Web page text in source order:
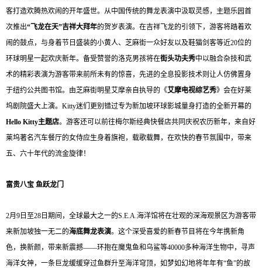
客打造欢腾热欢闹的开年盛世。从中国传统的舞龙表演中汲取灵感，主题乐园首
次推出“飞龙在天”吉祥大拜年的贺岁表演。在吉祥飞龙的引领下，游客将踏着欢
闹的鼓点，与身着节日盛装的小黄人、芝麻街一众好友以及鞋猫剑客等近20位的
环球明星一起欢庆新年。备受赞誉的洛克男孩将在街头功夫秀中以融合杂技和武
术的精彩表演为游客带来前所未有的惊喜，先进的全息投影技术则让人仿佛置身
于纽约公共图书馆。由芝麻街明星艾摩亲自执导的《艾摩电视综艺秀》会在好莱
坞剧院盛大上演。Kitty迷们更别错过专为新加坡环球影城量身打造的全新开幕的
Hello Kitty主题店。游客还可以前往梅尔斯经典快餐店共同庆祝农历新年，来自好
莱坞著名汽车餐厅的女侍应生身着旗袍，载歌载舞，在欢快的春节氛围中，带来
五、六十年代的流金旋律！
富贵八宝 鱼跃龙门
2月9日至28日期间，全球最大之一的S.E.A.海洋馆将在壮观的深海观景区为游客带
来新加坡独一无二的海底舞龙表演。这个深受喜爱的新春节目将在今年携新角
色，换新颜，带来新震撼——环抱在魔鬼鱼和乌鲨等40000多种海洋生物中，寻声
海洋女神，一条巨龙缓缓穿过鱼群升至海洋穹顶，如梦如幻地将年年有“鱼”的故